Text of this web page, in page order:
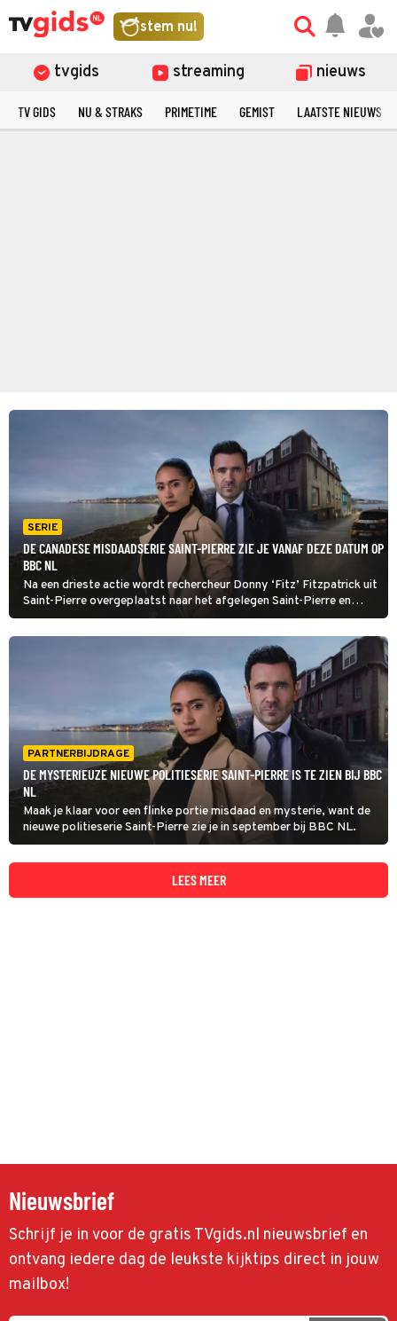
stem nu!
tvgids streaming nieuws
TV GIDS NU & STRAKS PRIMETIME GEMIST LAATSTE NIEUWS
SERIE
DE CANADESE MISDAADSERIE SAINT-PIERRE ZIE JE VANAF DEZE DATUM OP
BBC NL
Na een drieste actie wordt rechercheur Donny ‘Fitz’ Fitzpatrick uit
Saint-Pierre overgeplaatst naar het afgelegen Saint-Pierre en
Miquelon in Franstalig Canada. Daar ontmoet hij zijn nieuwe partner
Arch, met wie hij een moord onderzoekt.
PARTNERBIJDRAGE
DE MYSTERIEUZE NIEUWE POLITIESERIE SAINT-PIERRE IS TE ZIEN BIJ BBC
NL
Maak je klaar voor een flinke portie misdaad en mysterie, want de
nieuwe politieserie Saint-Pierre zie je in september bij BBC NL.
LEES MEER
Nieuwsbrief
Schrijf je in voor de gratis TVgids.nl nieuwsbrief en
ontvang iedere dag de leukste kijktips direct in jouw
mailbox!